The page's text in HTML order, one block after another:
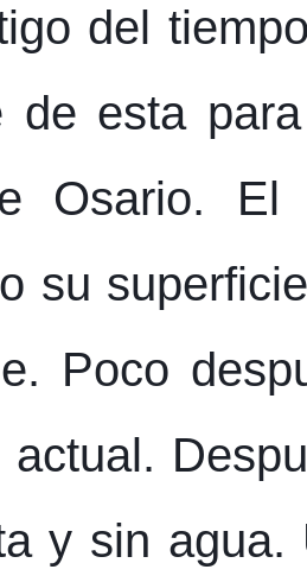
del
de esta
Osario.
su
Poco
actual.
y sin